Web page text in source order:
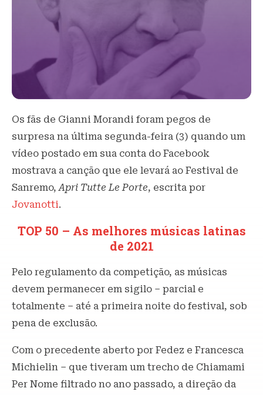
Os fãs de Gianni Morandi foram pegos de
surpresa na última segunda-feira (3) quando um
vídeo postado em sua conta do Facebook
mostrava a canção que ele levará ao Festival de
Sanremo, Apri Tutte Le Porte, escrita por
Jovanotti.
TOP 50 – As melhores músicas latinas
de 2021
Pelo regulamento da competição, as músicas
devem permanecer em sigilo – parcial e
totalmente – até a primeira noite do festival, sob
pena de exclusão.
Com o precedente aberto por Fedez e Francesca
Michielin – que tiveram um trecho de Chiamami
Per Nome filtrado no ano passado, a direção da